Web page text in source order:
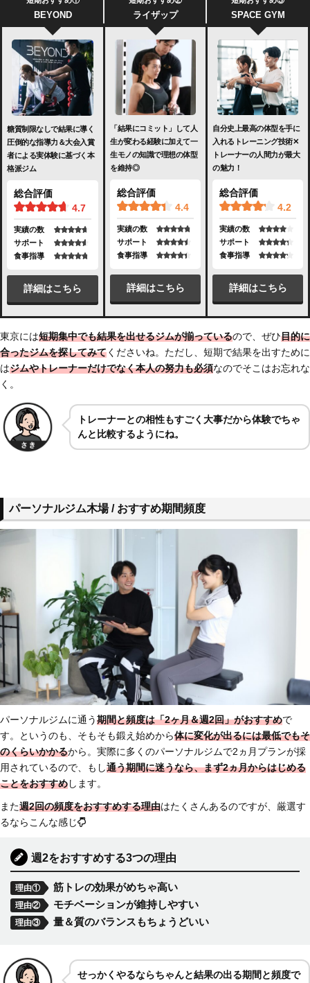
BEYOND ライザップ SPACE GYM
糖質制限なしで結果に導く
圧倒的な指導力＆大会入賞
者による実体験に基づく本
格派ジム
総合評価
4.7
実績の数
サポート
食事指導
詳細はこちら
「結果にコミット」して人
生が変わる経験に加えて一
生モノの知識で理想の体型
を維持◎
総合評価
4.4
実績の数
サポート
食事指導
詳細はこちら
自分史上最高の体型を手に
入れるトレーニング技術✕
トレーナーの人間力が最大
の魅力！
総合評価
4.2
実績の数
サポート
食事指導
詳細はこちら
東京には短期集中でも結果を出せるジムが揃っているので、ぜひ目的に
合ったジムを探してみてくださいね。ただし、短期で結果を出すために
はジムやトレーナーだけでなく本人の努力も必須なのでそこはお忘れな
く。
トレーナーとの相性もすごく大事だから体験でちゃ
んと比較するようにね。
パーソナルジム木場 / おすすめ期間頻度
パーソナルジムに通う期間と頻度は「2ヶ月＆週2回」がおすすめで
す。というのも、そもそも鍛え始めから体に変化が出るには最低でもそ
のくらいかかるから。実際に多くのパーソナルジムで2ヵ月プランが採
用されているので、もし通う期間に迷うなら、まず2ヵ月からはじめる
ことをおすすめします。
また週2回の頻度をおすすめする理由はたくさんあるのですが、厳選す
るならこんな感じ
週2をおすすめする3つの理由
理由① 筋トレの効果がめちゃ高い
理由② モチベーションが維持しやすい
理由③ 量＆質のバランスもちょうどいい
せっかくやるならちゃんと結果の出る期間と頻度で